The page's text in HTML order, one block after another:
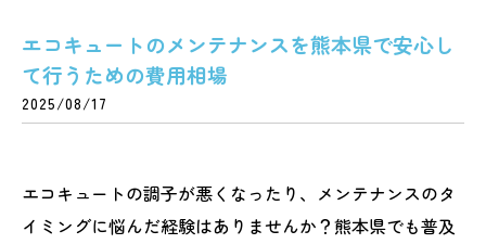
エコキュートのメンテナンスを熊本県で安心し
て行うための費用相場
2025/08/17
エコキュートの調子が悪くなったり、メンテナンスのタ
イミングに悩んだ経験はありませんか？熊本県でも普及